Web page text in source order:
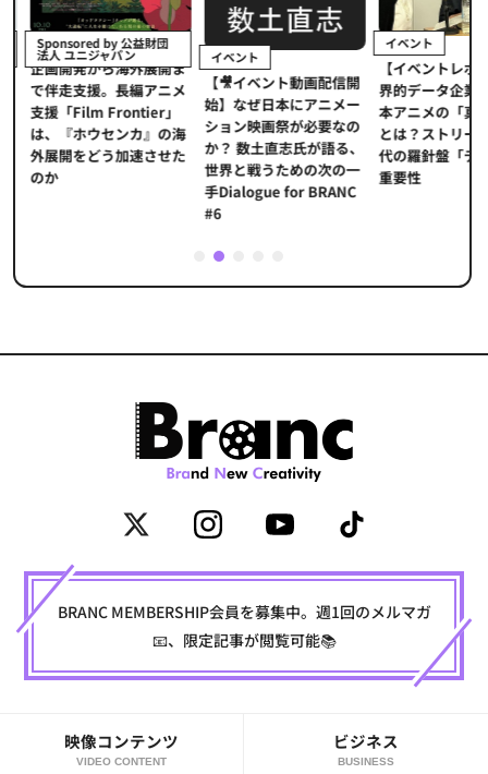
Sponsored by 公益財団
法人 ユニジャパン
企画開発から海外展開ま
で伴走支援。長編アニメ
支援「Film Frontier」
は、『ホウセンカ』の海
外展開をどう加速させた
のか
イベント
【🎥イベント動画配信開
始】なぜ日本にアニメー
ション映画祭が必要なの
か？ 数土直志氏が語る、
世界と戦うための次の一
手Dialogue for BRANC
#6
イベント
【イベントレポ
界的データ企業
本アニメの「真
とは？ストリー
代の羅針盤「デ
重要性
2
BRANC MEMBERSHIP会員を募集中。週1回のメルマガ
📧、限定記事が閲覧可能📚
映像コンテンツ
VIDEO CONTENT
ビジネス
BUSINESS